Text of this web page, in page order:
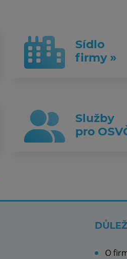
Sídlo
firmy »
Služby
pro
O